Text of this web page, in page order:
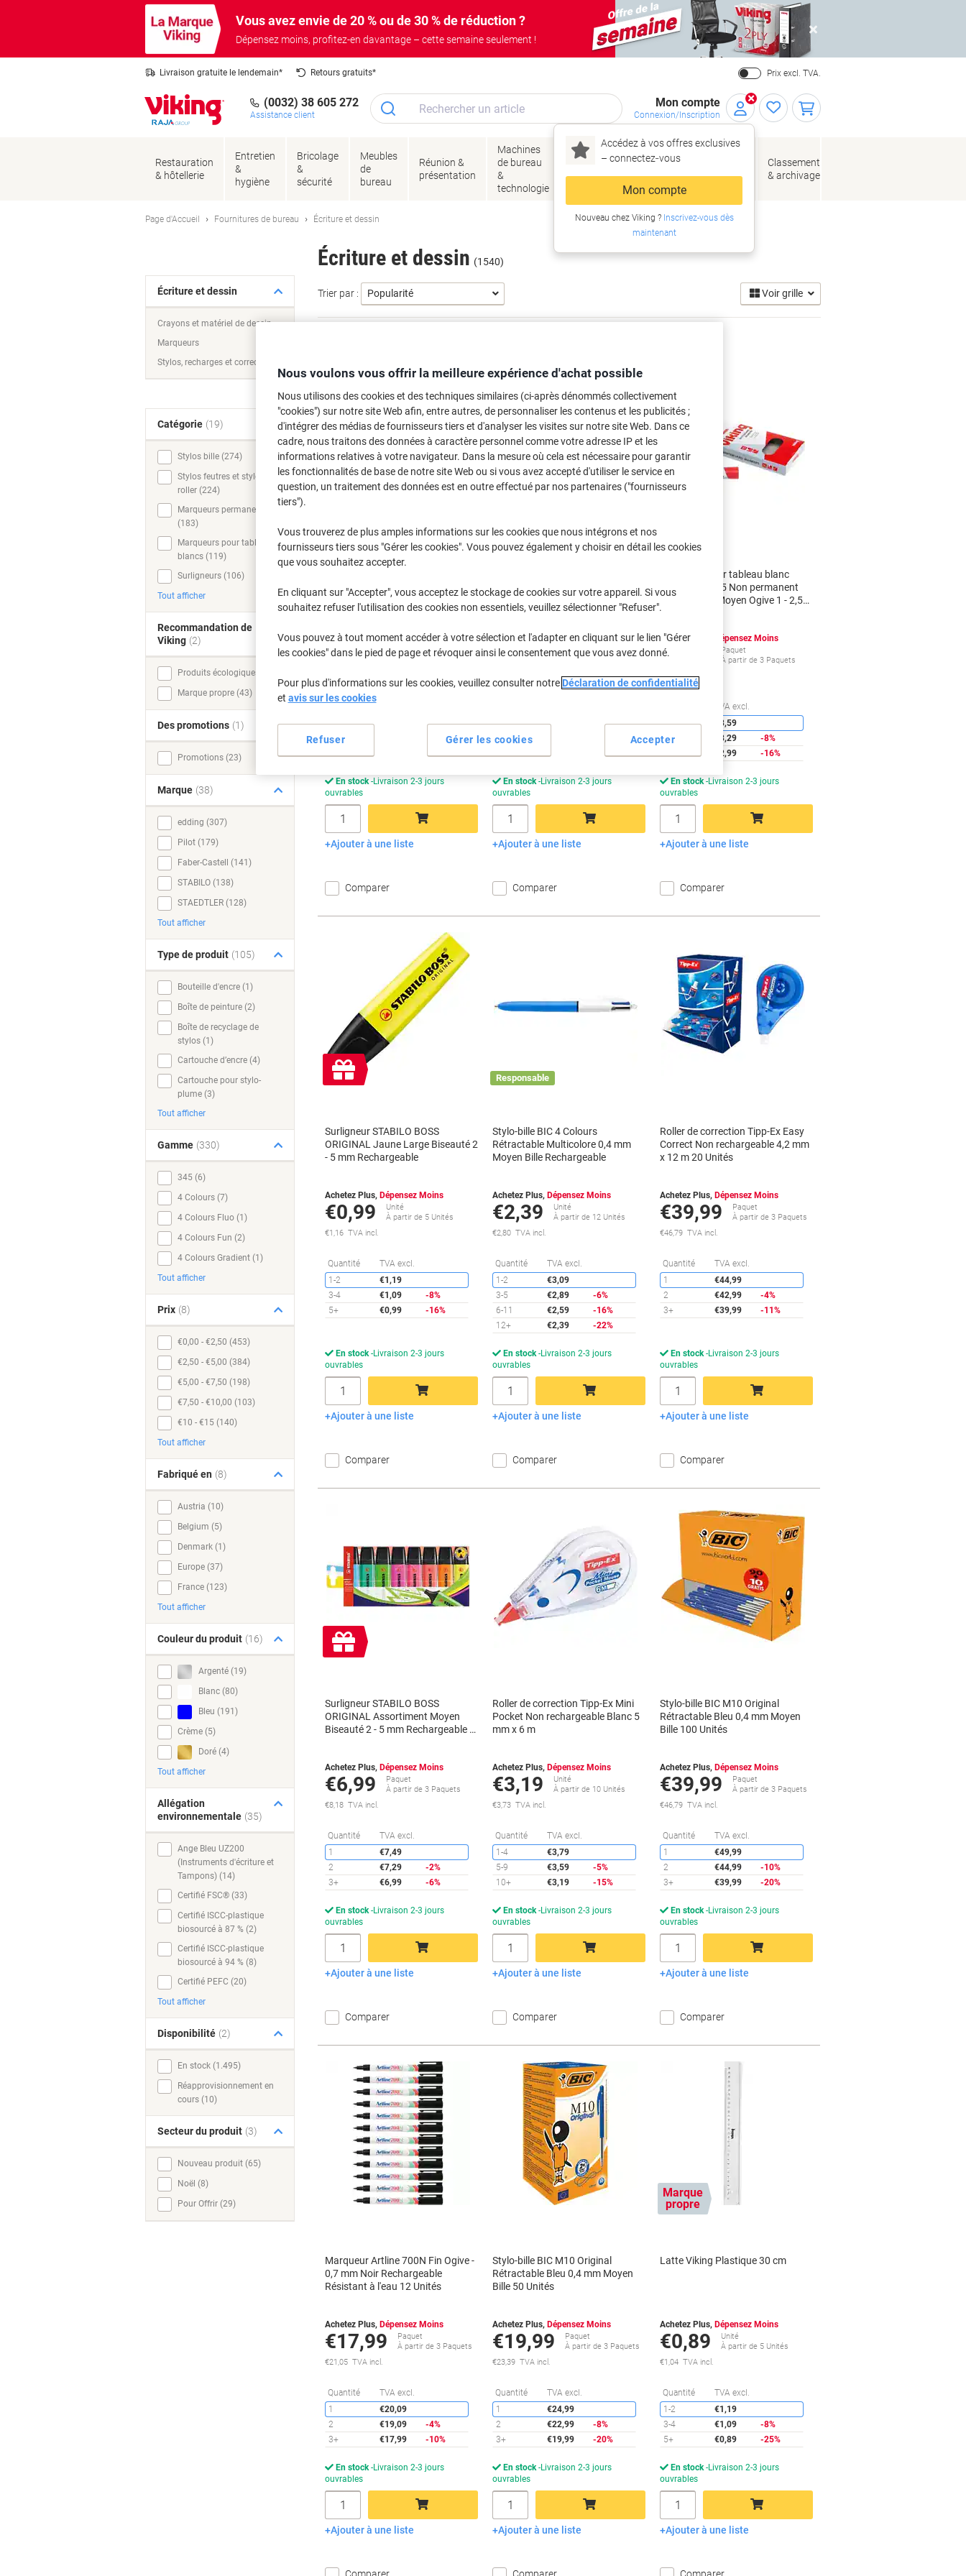
Vous avez envie de 20 % ou de 30 % de réduction ?
Dépensez moins, profitez-en davantage – cette semaine seulement !
Close
Livraison gratuite le lendemain* Retours gratuits* Prix excl. TVA.
(0032) 38 605 272
Assistance client
Mon compte
Connexion/Inscription
Accédez à vos offres exclusives
– connectez‑vous
Mon compte
Nouveau chez Viking ?Inscrivez-vous dès
maintenant
Restauration
& hôtellerie
Entretien
&
hygiène
Bricolage
&
sécurité
Meubles
de
bureau
Réunion &
présentation
Machines
de bureau
&
technologie
Encres
Papier,
enveloppes
&
emballage
de bureau
Classement
& archivage
Page d'Accueil Fournitures de bureau Écriture et dessin
Écriture et dessin (1540)
Trier par : Voir grille
Moyen Ogive - 1,5 mm Noir
Rechargeable Résistant à l'eau 12
Unités
Achetez Plus,Dépensez Moins
€18,99
Paquet
À partir de 3 Paquets
1
2
3+
-13%
En stock Livraison 2-3 jours
ouvrables
Quantité
Ajouter au panier
Ajouter à une liste
Comparer
Correct Non rechargeable 4,2 mm
x 12 m
Achetez Plus,Dépensez Moins
€3,49 Unité
À partir de 10 Unités
1-4
€4,49
5-9
10+
€3,49 -22%
En stock Livraison 2-3 jours
ouvrables
Quantité
Ajouter au panier
Ajouter à une liste
Comparer
Marqueur pour tableau blanc
Viking WBM2,5 Non permanent
Assortiment Moyen Ogive 1 - 2,5
mm 4 Unités
Achetez Plus, Dépensez Moins
€2,99
Paquet
À partir de 3 Paquets
€3,50 TVA incl.
TVA excl.
1
€3,59
2
€3,29
-8%
3+
€2,99 -16%
En stock Livraison 2-3 jours
ouvrables
Quantité
Ajouter au panier
Ajouter à une liste
Comparer
Cadeau
gratuit
Surligneur STABILO BOSS
ORIGINAL Jaune Large Biseauté 2
- 5 mm Rechargeable
Achetez Plus, Dépensez Moins
€0,99
Unité
À partir de 5 Unités
€1,16 TVA incl.
Quantité TVA excl.
Économies
1-2
€1,19
3-4
€1,09
-8%
5+
€0,99 -16%
En stock Livraison 2-3 jours
ouvrables
Quantité
Ajouter au panier
Ajouter à une liste
Comparer
Responsable
Stylo-bille BIC 4 Colours
Rétractable Multicolore 0,4 mm
Moyen Bille Rechargeable
Achetez Plus, Dépensez Moins
€2,39
Unité
À partir de 12 Unités
€2,80 TVA incl.
Quantité TVA excl.
Économies
1-2
€3,09
3-5
€2,89
-6%
6-11
€2,59
-16%
12+
€2,39 -22%
En stock Livraison 2-3 jours
ouvrables
Quantité
Ajouter au panier
Ajouter à une liste
Comparer
Roller de correction Tipp-Ex Easy
Correct Non rechargeable 4,2 mm
x 12 m 20 Unités
Achetez Plus, Dépensez Moins
€39,99
Paquet
À partir de 3 Paquets
€46,79 TVA incl.
Quantité TVA excl.
1
€44,99
2
€42,99
-4%
3+
€39,99 -11%
En stock Livraison 2-3 jours
ouvrables
Quantité
Ajouter au panier
Ajouter à une liste
Comparer
Cadeau
gratuit
Surligneur STABILO BOSS
ORIGINAL Assortiment Moyen
Biseauté 2 - 5 mm Rechargeable 8
Achetez Plus, Dépensez Moins
€6,99
Paquet
À partir de 3 Paquets
€8,18 TVA incl.
Quantité TVA excl.
Économies
1
€7,49
2
€7,29
-2%
3+
€6,99 -6%
En stock Livraison 2-3 jours
ouvrables
Quantité
Ajouter au panier
Ajouter à une liste
Comparer
Roller de correction Tipp-Ex Mini
Pocket Non rechargeable Blanc 5
mm x 6 m
Achetez Plus, Dépensez Moins
€3,19
Unité
À partir de 10 Unités
€3,73 TVA incl.
Quantité TVA excl.
Économies
1-4
€3,79
5-9
€3,59
-5%
10+
€3,19 -15%
En stock Livraison 2-3 jours
ouvrables
Quantité
Ajouter au panier
Ajouter à une liste
Comparer
Stylo-bille BIC M10 Original
Rétractable Bleu 0,4 mm Moyen
Bille 100 Unités
Achetez Plus, Dépensez Moins
€39,99
Paquet
À partir de 3 Paquets
€46,79 TVA incl.
Quantité TVA excl.
1
€49,99
2
€44,99
-10%
3+
€39,99 -20%
En stock Livraison 2-3 jours
ouvrables
Quantité
Ajouter au panier
Ajouter à une liste
Comparer
Marqueur Artline 700N Fin Ogive -
0,7 mm Noir Rechargeable
Résistant à l'eau 12 Unités
Achetez Plus, Dépensez Moins
€17,99
Paquet
À partir de 3 Paquets
€21,05 TVA incl.
Quantité TVA excl.
Économies
1
€20,09
2
€19,09
-4%
3+
€17,99 -10%
En stock Livraison 2-3 jours
ouvrables
Quantité
Ajouter au panier
Ajouter à une liste
Stylo-bille BIC M10 Original
Rétractable Bleu 0,4 mm Moyen
Bille 50 Unités
Achetez Plus, Dépensez Moins
€19,99
Paquet
À partir de 3 Paquets
€23,39 TVA incl.
Quantité TVA excl.
Économies
1
€24,99
2
€22,99
-8%
3+
€19,99 -20%
En stock Livraison 2-3 jours
ouvrables
Quantité
Ajouter au panier
Ajouter à une liste
Marque
propre
Latte Viking Plastique 30 cm
Achetez Plus, Dépensez Moins
€0,89
Unité
À partir de 5 Unités
€1,04 TVA incl.
Quantité TVA excl.
1-2
€1,19
3-4
€1,09
-8%
5+
€0,89 -25%
En stock Livraison 2-3 jours
ouvrables
Quantité
Ajouter au panier
Ajouter à une liste
Catégorie (19)
Stylos bille (274)
Stylos feutres et stylos
roller (224)
Marqueurs permanents
(183)
Marqueurs pour tableaux
blancs (119)
Surligneurs (106)
Tout afficher
Recommandation de
Viking (2)
Produits écologiques (346)
Marque propre (43)
Des promotions (1)
Promotions (23)
Marque (38)
edding (307)
Pilot (179)
Faber-Castell (141)
STABILO (138)
STAEDTLER (128)
Tout afficher
Type de produit (105)
Bouteille d'encre (1)
Boîte de peinture (2)
Boîte de recyclage de
stylos (1)
Cartouche d’encre (4)
Cartouche pour stylo-
plume (3)
Tout afficher
Gamme (330)
345 (6)
4 Colours (7)
4 Colours Fluo (1)
4 Colours Fun (2)
4 Colours Gradient (1)
Tout afficher
Prix (8)
€0,00 - €2,50 (453)
€2,50 - €5,00 (384)
€5,00 - €7,50 (198)
€7,50 - €10,00 (103)
€10 - €15 (140)
Tout afficher
Fabriqué en (8)
Austria (10)
Belgium (5)
Denmark (1)
Europe (37)
France (123)
Tout afficher
Couleur du produit (16)
Argenté (19)
Blanc (80)
Bleu (191)
Crème (5)
Doré (4)
Tout afficher
Allégation
environnementale (35)
Ange Bleu UZ200
(Instruments d'écriture et
Tampons) (14)
Certifié FSC® (33)
Certifié ISCC-plastique
biosourcé à 87 % (2)
Certifié ISCC-plastique
biosourcé à 94 % (8)
Certifié PEFC (20)
Tout afficher
Disponibilité (2)
En stock (1.495)
Réapprovisionnement en
cours (10)
Secteur du produit (3)
Nouveau produit (65)
Noël (8)
Pour Offrir (29)
Écriture et dessin
Crayons et matériel de dessin
Marqueurs
Stylos, recharges et corrections
Nous voulons vous offrir la meilleure expérience d'achat possible
Nous utilisons des cookies et des techniques similaires (ci-après dénommés collectivement
"cookies") sur notre site Web afin, entre autres, de personnaliser les contenus et les publicités ;
d'intégrer des médias de fournisseurs tiers et d'analyser les visites sur notre site Web. Dans ce
cadre, nous traitons des données à caractère personnel comme votre adresse IP et les
informations relatives à votre navigateur. Dans la mesure où cela est nécessaire pour garantir
les fonctionnalités de base de notre site Web ou si vous avez accepté d'utiliser le service en
question, un traitement des données est en outre effectué par nos partenaires ("fournisseurs
tiers").
Vous trouverez de plus amples informations sur les cookies que nous intégrons et nos
fournisseurs tiers sous "Gérer les cookies". Vous pouvez également y choisir en détail les cookies
que vous souhaitez accepter.
En cliquant sur "Accepter", vous acceptez le stockage de cookies sur votre appareil. Si vous
souhaitez refuser l'utilisation des cookies non essentiels, veuillez sélectionner "Refuser".
Vous pouvez à tout moment accéder à votre sélection et l'adapter en cliquant sur le lien "Gérer
les cookies" dans le pied de page et révoquer ainsi le consentement que vous avez donné.
Pour plus d'informations sur les cookies, veuillez consulter notre Déclaration de confidentialité
et avis sur les cookies
Gérer les cookies
Refuser Accepter